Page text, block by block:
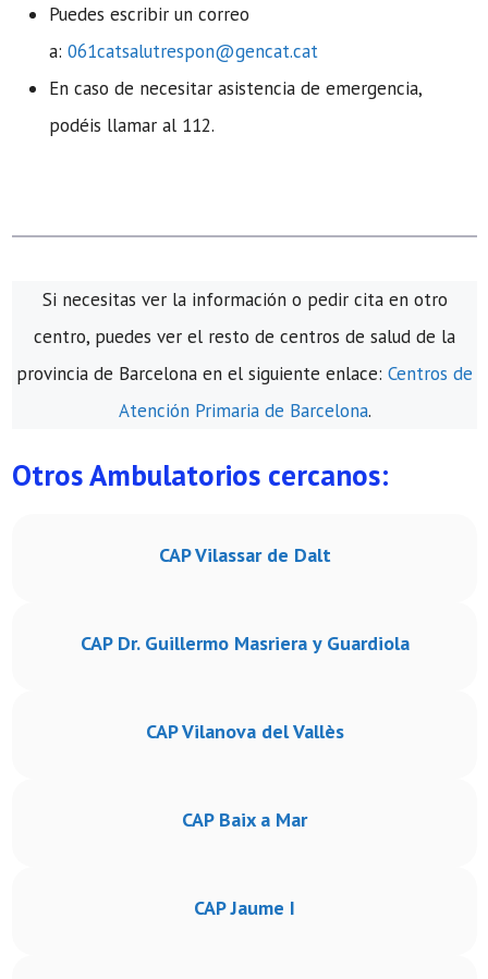
Puedes escribir un correo
a: 061catsalutrespon@gencat.cat
En caso de necesitar asistencia de emergencia,
podéis llamar al 112.
Si necesitas ver la información o pedir cita en otro
centro, puedes ver el resto de centros de salud de la
provincia de Barcelona en el siguiente enlace: Centros de
Atención Primaria de Barcelona.
Otros Ambulatorios cercanos:
CAP Vilassar de Dalt
CAP Dr. Guillermo Masriera y Guardiola
CAP Vilanova del Vallès
CAP Baix a Mar
CAP Jaume I